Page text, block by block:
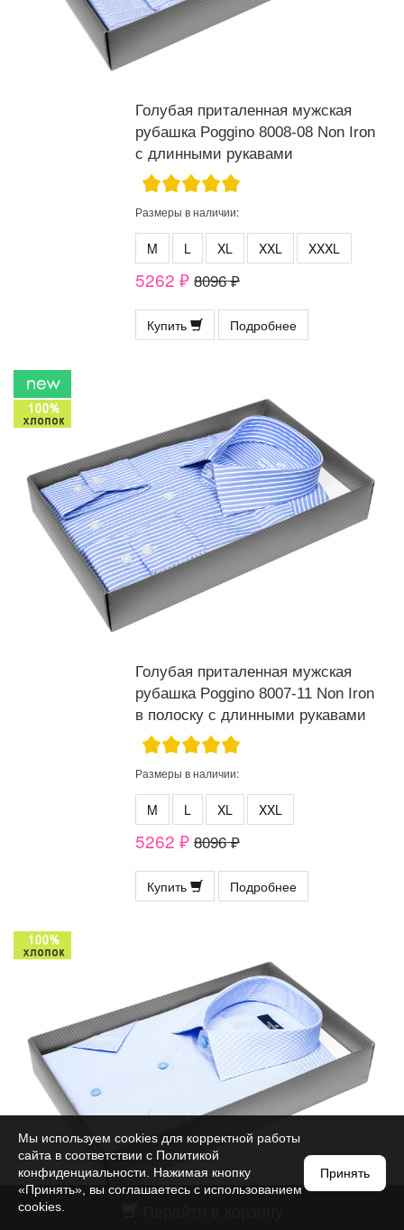
Голубая приталенная мужская
рубашка Poggino 8008-08 Non Iron
с длинными рукавами
Размеры в наличии:
M L XL XXL XXXL
5262 ₽ 8096 ₽
Купить Подробнее
Голубая приталенная мужская
рубашка Poggino 8007-11 Non Iron
в полоску с длинными рукавами
Размеры в наличии:
M L XL XXL
5262 ₽ 8096 ₽
Купить Подробнее
Мы используем cookies для корректной работы
сайта в соответствии с Политикой
конфиденциальности . Нажимая кнопку
«Принять», вы соглашаетесь с использованием
cookies.
Принять